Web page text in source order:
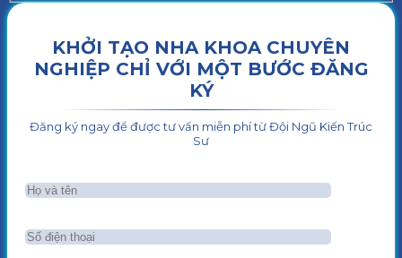
KHỞI TẠO NHA KHOA CHUYÊN
NGHIỆP CHỈ VỚI MỘT BƯỚC ĐĂNG
KÝ
Đăng ký ngay để được tư vấn miễn phí từ Đội Ngũ Kiến Trúc
Sư